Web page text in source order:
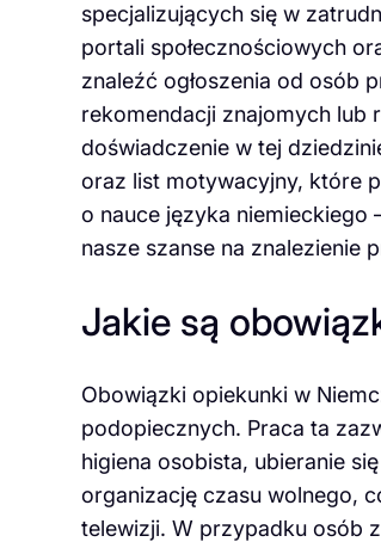
specjalizujących się w
portali społecznościowych
znaleźć ogłoszenia od osób
rekomendacji znajomych lub
doświadczenie w tej
oraz list motywacyjny, które
o nauce języka niemieckiego
nasze szanse na znalezienie
Jakie są
Obowiązki opiekunki w
podopiecznych. Praca ta
higiena osobista, ubieranie
organizację czasu wolnego,
telewizji. W przypadku osób